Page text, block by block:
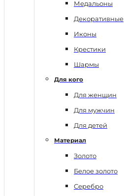
Медальоны
Декоративные
Иконы
Крестики
Шармы
Для кого
Для женщин
Для мужчин
Для детей
Материал
Золото
Белое золото
Серебро